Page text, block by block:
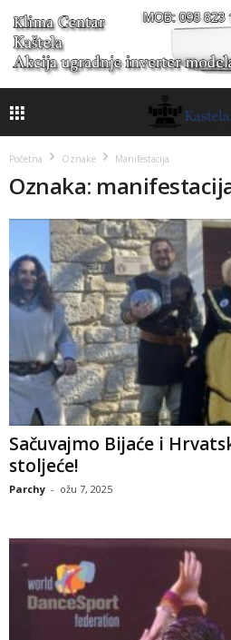
Početna Oznake Manifestacija
Oznaka:
Sačuvajmo Bijaće i
stoljeće!
Parchy - ožu 7, 2025